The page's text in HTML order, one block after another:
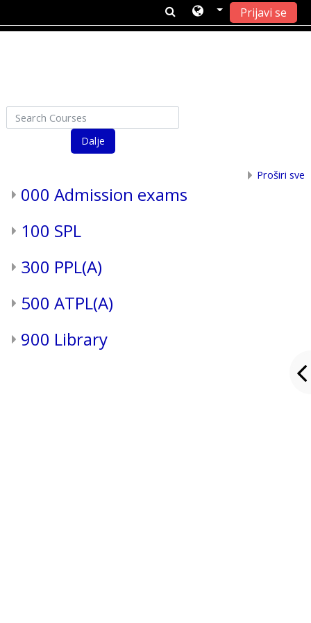
Prijavi se
Dalje
Proširi sve
000 Admission exams
100 SPL
300 PPL(A)
500 ATPL(A)
900 Library